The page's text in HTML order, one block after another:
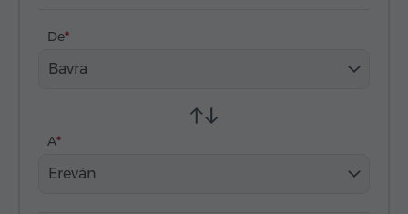
De
Bavra
A
Ereván